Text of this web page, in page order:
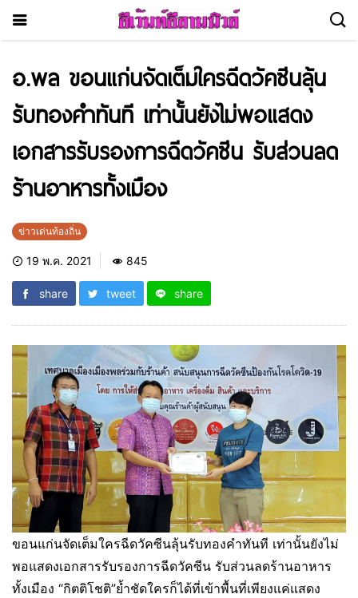
อ.พล ขอนแก่นจัดเต็มใครฉีดวัคซีนลุ้น
รับทองคำทันที เท่านั้นยังไม่พอแสดง
เอกสารรับรองการฉีดวัคซีน รับส่วนลด
ร้านอาหารทั้งเมือง
ข่าวเด่นท้องถิ่น
19 พ.ค. 2021 845
share tweet share
ขอนแก่นจัดเต็มใครฉีดวัคซีนลุ้นรับทองคำทันที เท่านั้นยังไม่
พอแสดงเอกสารรับรองการฉีดวัคซีน รับส่วนลดร้านอาหาร
ทั้งเมือง “กิตติโชติ”ย้ำชัดใครก็ได้ที่เข้าพื้นที่เพียงแค่แสดง